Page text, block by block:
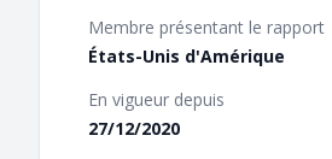
Membre présentant le rapport
États-Unis d'Amérique
En vigueur depuis
27/12/2020